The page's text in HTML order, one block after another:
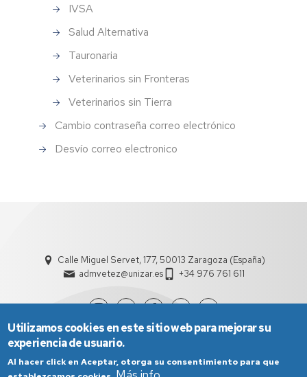
IVSA
Salud Alternativa
Tauronaria
Veterinarios sin Fronteras
Veterinarios sin Tierra
Cambio contraseña correo electrónico
Desvío correo electronico
Calle Miguel Servet, 177, 50013 Zaragoza (España)
admvetez@unizar.es
+34 976 761 611
Utilizamos cookies en este sitio web para mejorar su
experiencia de usuario.
Al hacer click en Aceptar, otorga su consentimiento para que